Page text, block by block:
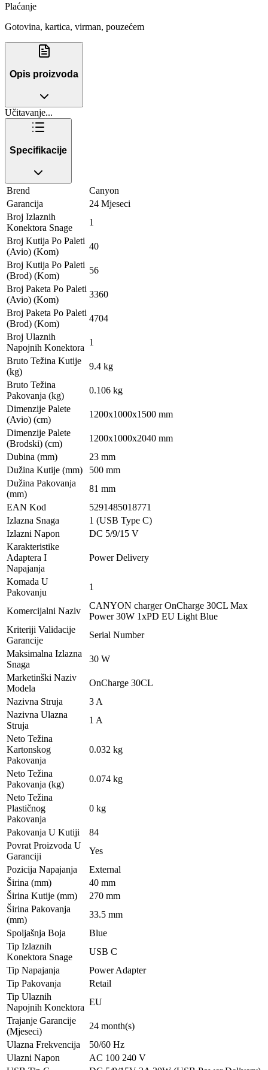
Plaćanje
Gotovina, kartica, virman, pouzećem
Opis proizvoda
Učitavanje...
Specifikacije
Brend
Canyon
Garancija
24 Mjeseci
Broj Izlaznih
Konektora Snage
1
Broj Kutija Po Paleti
(Avio) (Kom)
40
Broj Kutija Po Paleti
(Brod) (Kom)
56
Broj Paketa Po Paleti
(Avio) (Kom)
3360
Broj Paketa Po Paleti
(Brod) (Kom)
4704
Broj Ulaznih
Napojnih Konektora
1
Bruto Težina Kutije
(kg)
9.4 kg
Bruto Težina
Pakovanja (kg)
0.106 kg
Dimenzije Palete
(Avio) (cm)
1200x1000x1500 mm
Dimenzije Palete
(Brodski) (cm)
1200x1000x2040 mm
Dubina (mm)
23 mm
Dužina Kutije (mm)
500 mm
Dužina Pakovanja
(mm)
81 mm
EAN Kod
5291485018771
Izlazna Snaga
1 (USB Type C)
Izlazni Napon
DC 5/9/15 V
Karakteristike
Adaptera I
Napajanja
Power Delivery
Komada U
Pakovanju
1
Komercijalni Naziv
CANYON charger OnCharge 30CL Max
Power 30W 1xPD EU Light Blue
Kriteriji Validacije
Garancije
Serial Number
Maksimalna Izlazna
Snaga
30 W
Marketinški Naziv
Modela
OnCharge 30CL
Nazivna Struja
3 A
Nazivna Ulazna
Struja
1 A
Neto Težina
Kartonskog
Pakovanja
0.032 kg
Neto Težina
Pakovanja (kg)
0.074 kg
Neto Težina
Plastičnog
Pakovanja
0 kg
Pakovanja U Kutiji
84
Povrat Proizvoda U
Garanciji
Yes
Pozicija Napajanja
External
Širina (mm)
40 mm
Širina Kutije (mm)
270 mm
Širina Pakovanja
(mm)
33.5 mm
Spoljašnja Boja
Blue
Tip Izlaznih
Konektora Snage
USB C
Tip Napajanja
Power Adapter
Tip Pakovanja
Retail
Tip Ulaznih
Napojnih Konektora
EU
Trajanje Garancije
(Mjeseci)
24 month(s)
Ulazna Frekvencija
50/60 Hz
Ulazni Napon
AC 100 240 V